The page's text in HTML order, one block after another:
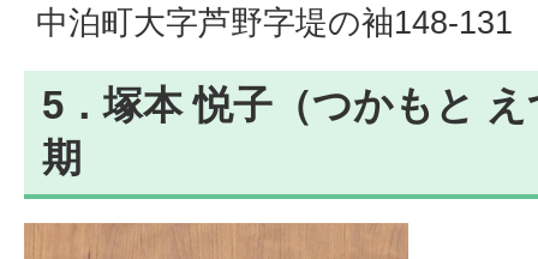
中泊町大字芦野字堤の袖148-131
5．塚本 悦子（つかもと
期